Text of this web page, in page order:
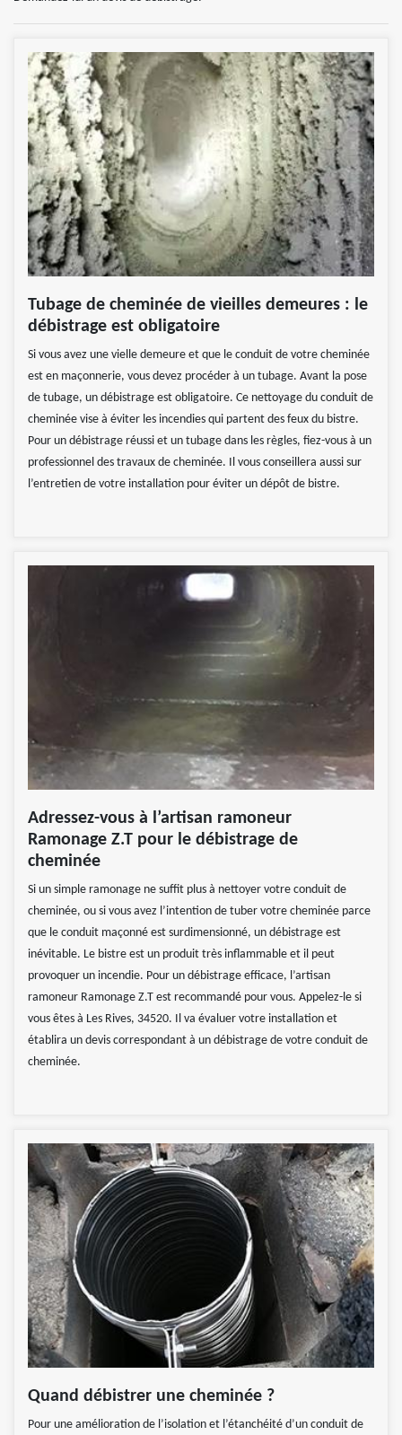
Tubage de cheminée de vieilles demeures : le
débistrage est obligatoire
Si vous avez une vielle demeure et que le conduit de votre cheminée
est en maçonnerie, vous devez procéder à un tubage. Avant la pose
de tubage, un débistrage est obligatoire. Ce nettoyage du conduit de
cheminée vise à éviter les incendies qui partent des feux du bistre.
Pour un débistrage réussi et un tubage dans les règles, fiez-vous à un
professionnel des travaux de cheminée. Il vous conseillera aussi sur
l’entretien de votre installation pour éviter un dépôt de bistre.
Adressez-vous à l’artisan ramoneur
Ramonage Z.T pour le débistrage de
cheminée
Si un simple ramonage ne suffit plus à nettoyer votre conduit de
cheminée, ou si vous avez l’intention de tuber votre cheminée parce
que le conduit maçonné est surdimensionné, un débistrage est
inévitable. Le bistre est un produit très inflammable et il peut
provoquer un incendie. Pour un débistrage efficace, l’artisan
ramoneur Ramonage Z.T est recommandé pour vous. Appelez-le si
vous êtes à Les Rives, 34520. Il va évaluer votre installation et
établira un devis correspondant à un débistrage de votre conduit de
cheminée.
Quand débistrer une cheminée ?
Pour une amélioration de l’isolation et l’étanchéité d’un conduit de